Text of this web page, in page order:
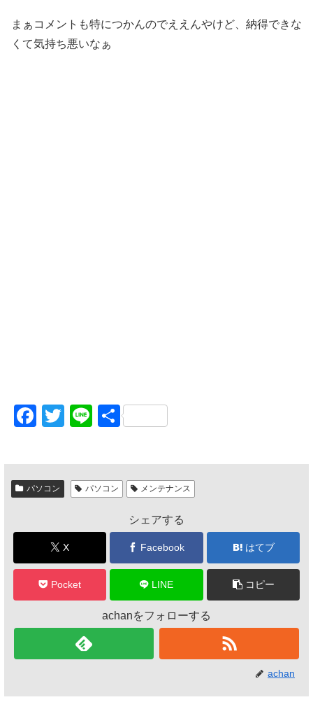
まぁコメントも特につかんのでええんやけど、納得できな
くて気持ち悪いなぁ
F
c
e
b
o
k
T
tt
er
Li
e
共
パソコン パソコン メンテナンス
シェアする
X Facebook はてブ
Pocket LINE コピー
achanをフォローする
achan